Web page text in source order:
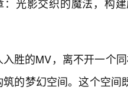
胜的MV，离不开一个
筑的梦幻空间。这个空